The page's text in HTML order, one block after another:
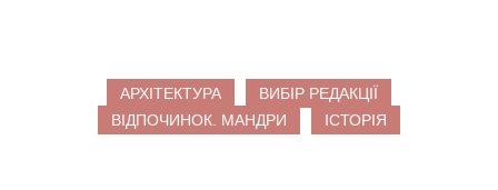
АРХІТЕКТУРА
ВИБІР РЕДАКЦІЇ
ВІДПОЧИНОК. МАНДРИ
ІСТОРІЯ